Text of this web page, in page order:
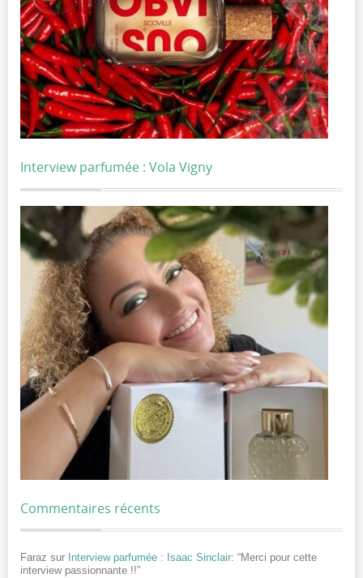
Interview parfumée : Vola Vigny
Commentaires récents
Faraz sur Interview parfumée : Isaac Sinclair: “Merci pour cette
interview passionnante !!”